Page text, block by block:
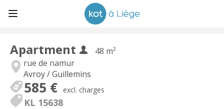
Apartment
48 m²
rue de namur
Avroy / Guillemins
585 € excl. charges
KL 15638